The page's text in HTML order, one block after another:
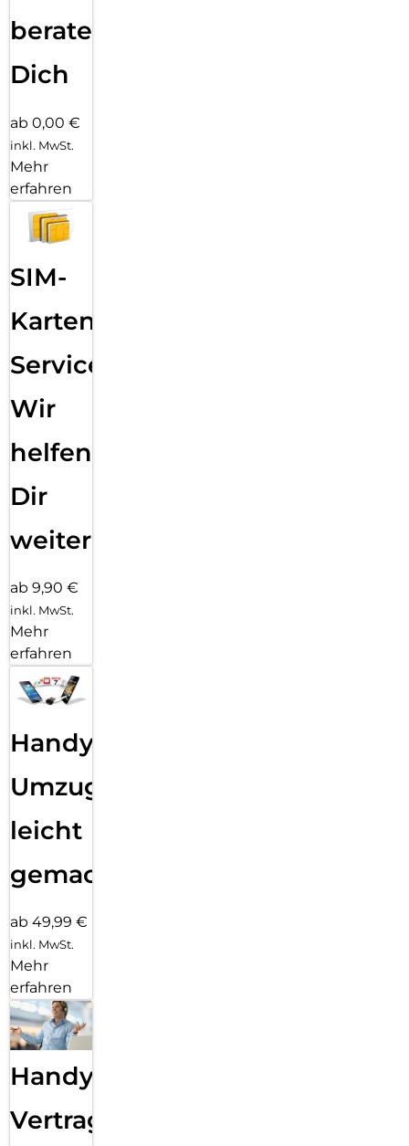
beraten
Dich
ab 0,00 €
inkl. MwSt.
Mehr
erfahren
SIM-
Karten
Service:
Wir
helfen
Dir
weiter
ab 9,90 €
inkl. MwSt.
Mehr
erfahren
Handy
Umzug
leicht
gemacht!
ab 49,99 €
inkl. MwSt.
Mehr
erfahren
Handy
Vertragsabwicklung